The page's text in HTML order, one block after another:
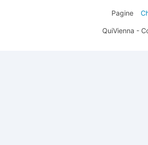
Pagine
QuiVienna -